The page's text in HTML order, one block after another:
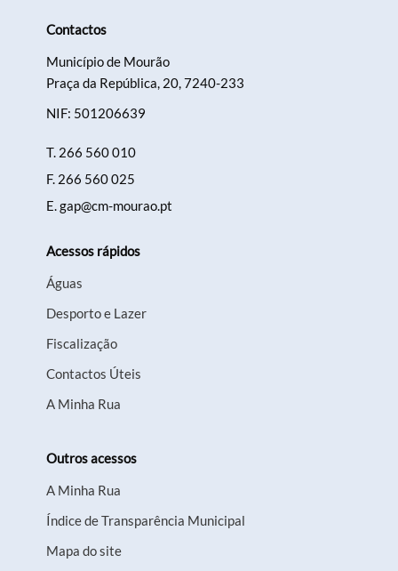
Contactos
Município de Mourão
Praça da República, 20, 7240-233
NIF: 501206639
T. 266 560 010
F. 266 560 025
E.gap@cm-mourao.pt
Acessos rápidos
Águas
Desporto e Lazer
Fiscalização
Contactos Úteis
A Minha Rua
Outros acessos
A Minha Rua
Índice de Transparência Municipal
Mapa do site